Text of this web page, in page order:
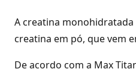
A creatina
creatina em pó, que vem
De acordo com a Max